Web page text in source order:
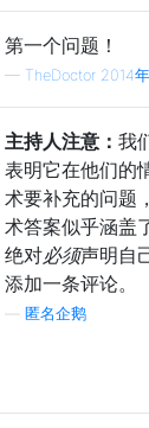
第一个问题！
— TheDoctor 2014年
主持人注意： 我
表明它在他们的
术要补充的问题
术答案似乎涵盖
绝对必须声明自
添加一条评论。
匿名企鹅